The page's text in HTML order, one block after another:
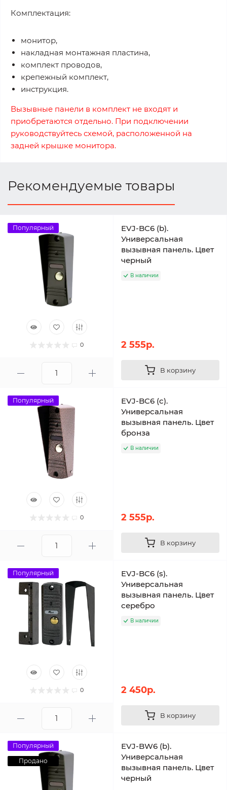
Комплектация:
монитор,
накладная монтажная пластина,
комплект проводов,
крепежный комплект,
инструкция.
Вызывные панели в комплект не входят и
приобретаются отдельно. При подключении
руководствуйтесь схемой, расположенной на
задней крышке монитора.
Рекомендуемые товары
Популярный
0
EVJ-BC6 (b).
Универсальная
вызывная панель. Цвет
черный
В наличии
2 555р.
В корзину
Популярный
0
EVJ-BC6 (c).
Универсальная
вызывная панель. Цвет
бронза
В наличии
2 555р.
В корзину
Популярный
0
EVJ-BC6 (s).
Универсальная
вызывная панель. Цвет
серебро
В наличии
2 450р.
В корзину
Популярный
Продано
EVJ-BW6 (b).
Универсальная
вызывная панель. Цвет
черный